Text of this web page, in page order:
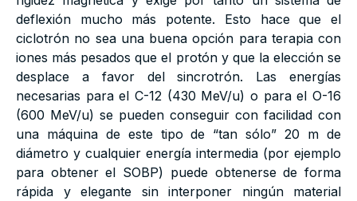
deflexión mucho más potente. Esto hace que el
ciclotrón no sea una buena opción para terapia con
iones más pesados que el protón y que la elección se
desplace a favor del sincrotrón. Las energías
necesarias para el C-12 (430 MeV/u) o para el O-16
(600 MeV/u) se pueden conseguir con facilidad con
una máquina de este tipo de “tan sólo” 20 m de
diámetro y cualquier energía intermedia (por ejemplo
para obtener el SOBP) puede obtenerse de forma
rápida y elegante sin interponer ningún material